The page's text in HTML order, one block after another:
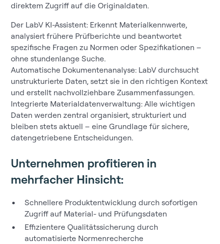
direktem Zugriff auf die Originaldaten.
Der LabV KI-Assistent: Erkennt Materialkennwerte,
analysiert frühere Prüfberichte und beantwortet
spezifische Fragen zu Normen oder Spezifikationen –
ohne stundenlange Suche.
Automatische Dokumentenanalyse: LabV durchsucht
unstrukturierte Daten, setzt sie in den richtigen Kontext
und erstellt nachvollziehbare Zusammenfassungen.
Integrierte Materialdatenverwaltung: Alle wichtigen
Daten werden zentral organisiert, strukturiert und
bleiben stets aktuell – eine Grundlage für sichere,
datengetriebene Entscheidungen.
Unternehmen profitieren in
mehrfacher Hinsicht:
Schnellere Produktentwicklung durch sofortigen
Zugriff auf Material- und Prüfungsdaten
Effizientere Qualitätssicherung durch
automatisierte Normenrecherche